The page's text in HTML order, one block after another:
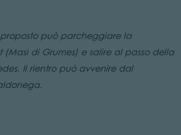
può parcheggiare la
di Grumes) e salire al passo della
Il rientro può avvenire dal